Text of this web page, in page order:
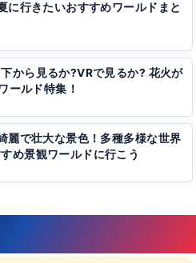
に行きたいおすすめワールドまと
から見るか?VRで見るか? 花火が
ールド特集！
麗で壮大な景色！多種多様な世界
め景観ワールドに行こう